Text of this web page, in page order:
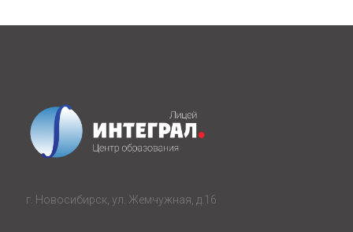
г. Новосибирск, ул. Жемчужная, д.16